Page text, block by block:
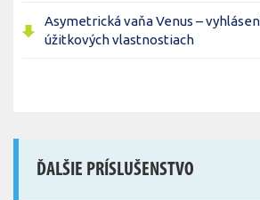
Asymetrická vaňa Venus –
úžitkových vlastnostiach
ĎALŠIE PRÍSLUŠENSTVO